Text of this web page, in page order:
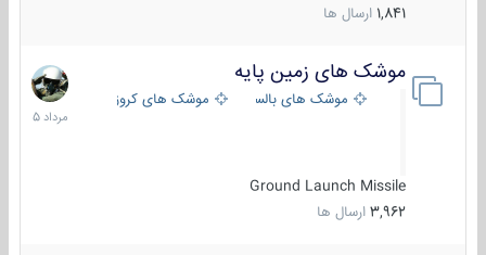
1,841 ارسال ها
موشک های زمین پایه
موشک های بالستیک موشک های کروز
Ground Launch Missile
3,962 ارسال ها
2
مرداد
1405